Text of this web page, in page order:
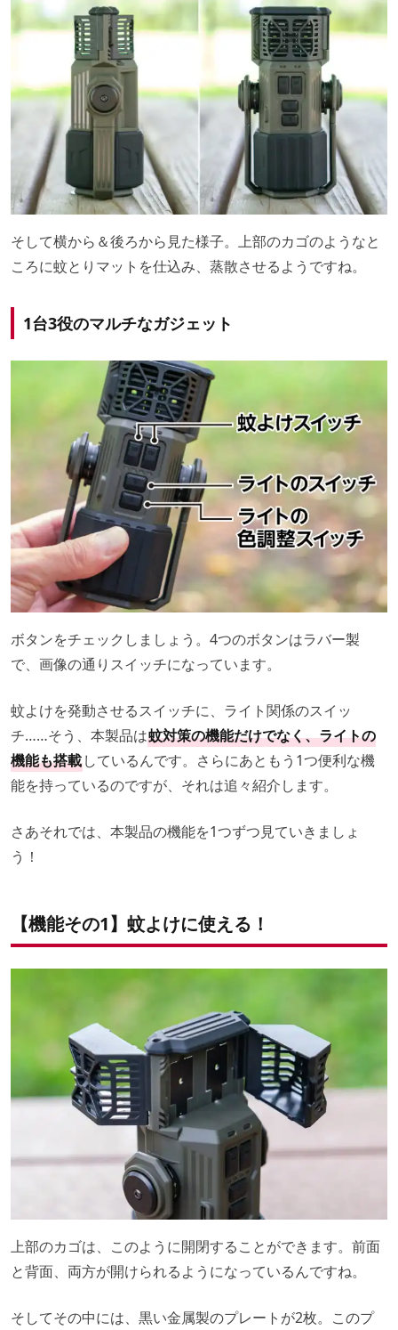
そして横から＆後ろから見た様子。上部のカゴのようなと
ころに蚊とりマットを仕込み、蒸散させるようですね。
1台3役のマルチなガジェット
ボタンをチェックしましょう。4つのボタンはラバー製
で、画像の通りスイッチになっています。
蚊よけを発動させるスイッチに、ライト関係のスイッ
チ……そう、本製品は蚊対策の機能だけでなく、ライトの
機能も搭載しているんです。さらにあともう1つ便利な機
能を持っているのですが、それは追々紹介します。
さあそれでは、本製品の機能を1つずつ見ていきましょ
う！
【機能その1】蚊よけに使える！
上部のカゴは、このように開閉することができます。前面
と背面、両方が開けられるようになっているんですね。
そしてその中には、黒い金属製のプレートが2枚。このプ